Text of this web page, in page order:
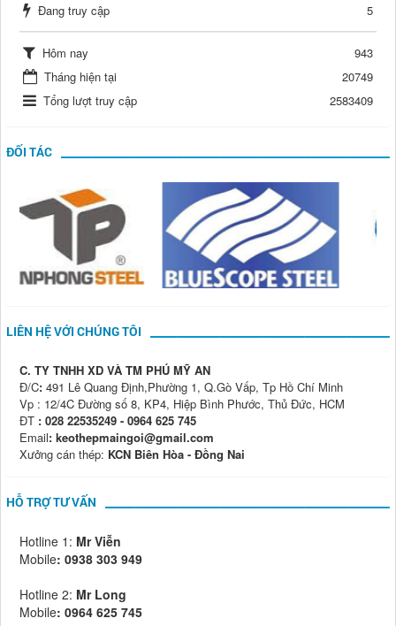
Đang truy cập 5
Hôm nay
943
Tháng hiện tại
20749
Tổng lượt truy cập
2583409
ĐỐI TÁC
LIÊN HỆ VỚI CHÚNG TÔI
C. TY TNHH XD VÀ TM PHÚ MỸ AN
Đ/C: 491 Lê Quang Định,Phường 1, Q.Gò Vấp, Tp Hồ Chí Minh
Vp : 12/4C Đường số 8, KP4, Hiệp Bình Phước, Thủ Đức, HCM
ĐT : 028 22535249 - 0964 625 745
Email: keothepmaingoi@gmail.com
Xưởng cán thép: KCN Biên Hòa - Đồng Nai
HỖ TRỢ TƯ VẤN
Hotline 1: Mr Viễn
Mobile: 0938 303 949
Hotline 2: Mr Long
Mobile: 0964 625 745